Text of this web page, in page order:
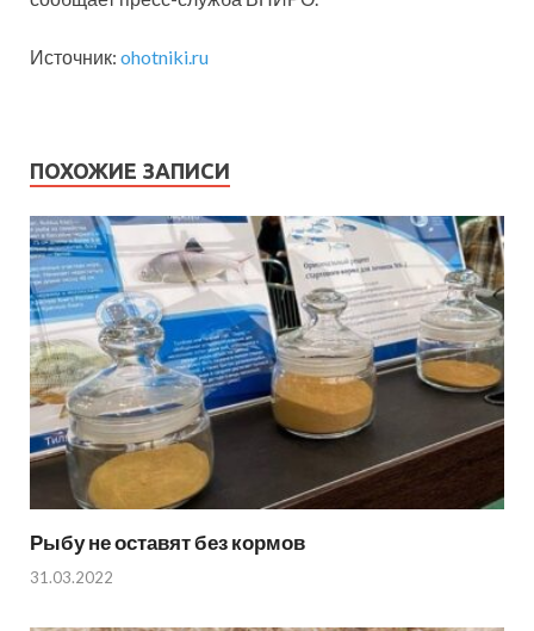
Источник: ohotniki.ru
ПОХОЖИЕ ЗАПИСИ
Рыбу не оставят без кормов
31.03.2022